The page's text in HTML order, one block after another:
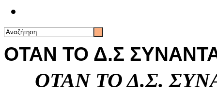
ΟΤΑΝ ΤΟ Δ.Σ
ΟΤΑΝ ΤΟ Δ.Σ.